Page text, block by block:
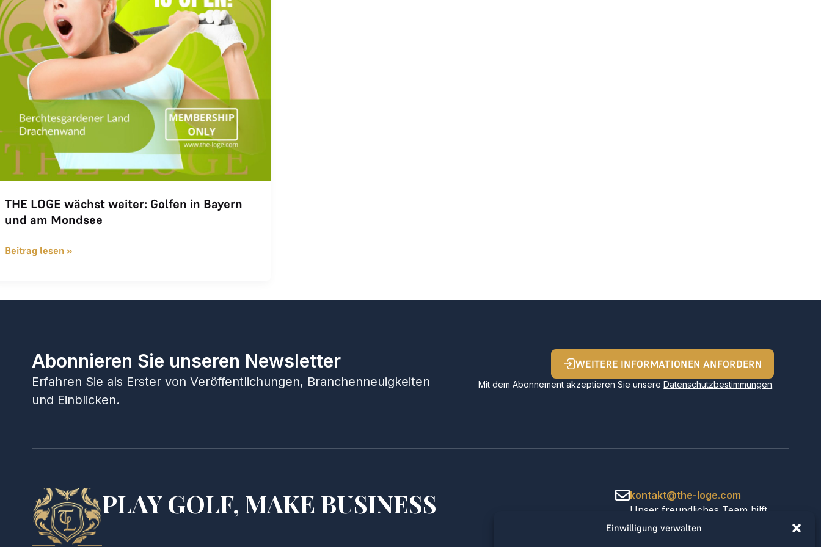
Einwilligung verwalten
THE LOGE wächst weiter: Golfen in Bayern
und am Mondsee
Beitrag lesen »
Abonnieren Sie unseren Newsletter
Erfahren Sie als Erster von Veröffentlichungen, Branchenneuigkeiten
und Einblicken.
WEITERE INFORMATIONEN ANFORDERN
Mit dem Abonnement akzeptieren Sie unsereDatenschutzbestimmungen.
PLAY GOLF, MAKE BUSINESS
kontakt@the-loge.com
Unser freundliches Team hilft
Ihnen gerne weiter.